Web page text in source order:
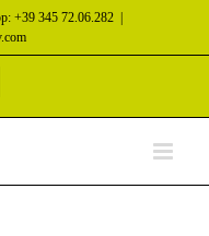
+39 345 72.06.282